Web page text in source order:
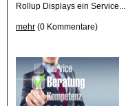
Rollup Displays ein Service...
mehr (0 Kommentare)